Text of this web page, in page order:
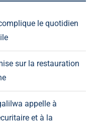
le quotidien
sur la restauration
appelle à
et à la